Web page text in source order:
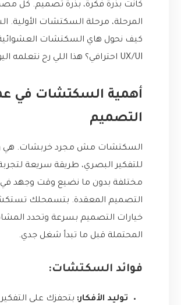
كانت بذرة فكرة، بذرة تصميم. كل
المرحلة، مرحلة السكتشات الأولية.
كيف نحول هاي السكتشات
UX/UI احترافي؟ هذا اللي رح نتعلمه اليوم.
أهمية السكتشات في
التصميم
السكتشات مش مجرد خربشات. هي
للتفكير البصري، طريقة سريعة
مختلفة بدون ما نضيع وقت وجهد في
التصميم المعقدة. بتسمحلك
خيارات التصميم بسرعة وتحدد
المحتملة قبل ما تبدأ شغل جدي.
فوائد السكتشات:
توليد الأفكار: بتحفزك على